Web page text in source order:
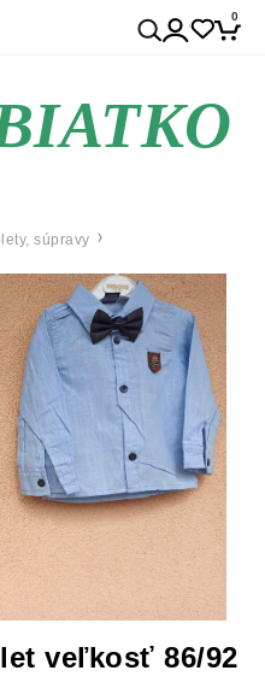
0
súpravy
veľkosť 86/92